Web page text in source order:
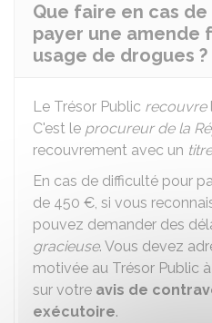
Que faire en cas
payer une amende
usage de drogues ?
Le Trésor Public recouvre
C'est le procureur de la
recouvrement avec un
En cas de difficulté pour
de 450 €, si vous
pouvez demander des
gracieuse. Vous devez
motivée au Trésor Public
sur votre avis de
exécutoire.